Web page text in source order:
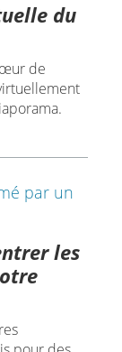
du
de
les